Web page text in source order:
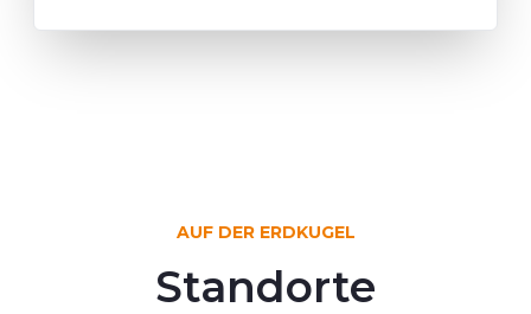
AUF DER ERDKUGEL
Standorte